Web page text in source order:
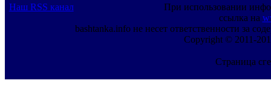
Наш RSS канал
При использовании
ссылка на
bashtanka.info не несет ответственности за
Copyright © 2011-
Страница